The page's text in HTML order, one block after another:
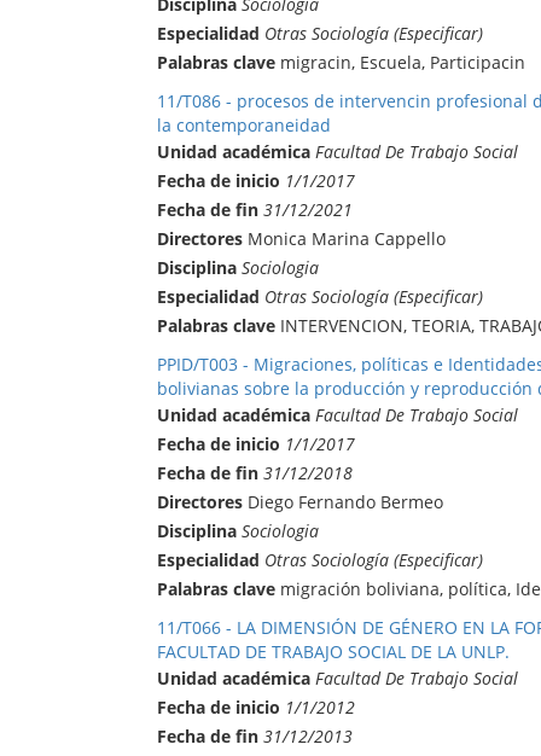
Especialidad Otras Sociología (Especificar)
Palabras clave migracin, Escuela, Participacin
11/T086 - procesos de intervencin
la contemporaneidad
Unidad académica Facultad De Trabajo Social
Fecha de inicio 1/1/2017
Fecha de fin 31/12/2021
Directores Monica Marina Cappello
Disciplina Sociologia
Especialidad Otras Sociología (Especificar)
Palabras clave INTERVENCION, TEORIA,
PPID/T003 - Migraciones, políticas e
bolivianas sobre la producción y reproducción
Unidad académica Facultad De Trabajo Social
Fecha de inicio 1/1/2017
Fecha de fin 31/12/2018
Directores Diego Fernando Bermeo
Disciplina Sociologia
Especialidad Otras Sociología (Especificar)
Palabras clave migración boliviana, política,
11/T066 - LA DIMENSIÓN DE GÉNERO EN LA
FACULTAD DE TRABAJO SOCIAL DE LA UNLP.
Unidad académica Facultad De Trabajo Social
Fecha de inicio 1/1/2012
Fecha de fin 31/12/2013